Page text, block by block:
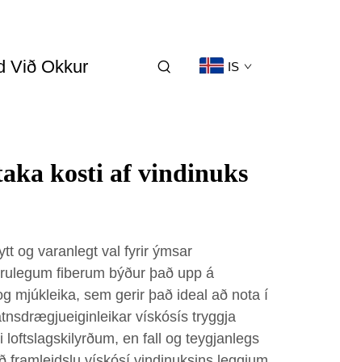
Við Okkur IS
kosti af vindinuks
og varanlegt val fyrir ýmsar
fiberum býður það upp á
mjúkleika, sem gerir það ideal að nota í
vískósís tryggja
en fall og teygjanlegs